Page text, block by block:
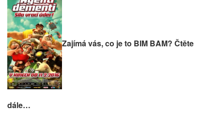
Zajímá vás, co je to BIM BAM? Čtěte
dále…